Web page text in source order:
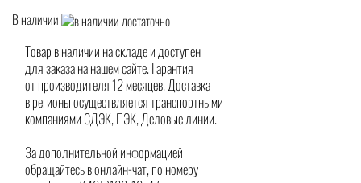
В наличии
Товар в наличии на складе и доступен
для заказа на нашем сайте. Гарантия
от производителя 12 месяцев. Доставка
в регионы осуществляется транспортными
компаниями СДЭК, ПЭК, Деловые линии.
За дополнительной информацией
обращайтесь в онлайн-чат, по номеру